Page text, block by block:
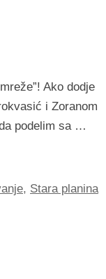
Ako dodje
i Zoranom
podelim sa …
, Stara planina